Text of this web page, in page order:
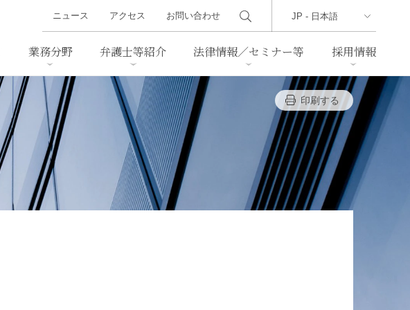
アクセス
業務分野
事業再生・倒産
国際取引 通商法・経済安全保障
海事 中国法務
弁護士等紹介 法律情報／セミナー等
ニューズレター 判例紹介
採用情報
ニュース アクセス お問い合わせ
印刷する